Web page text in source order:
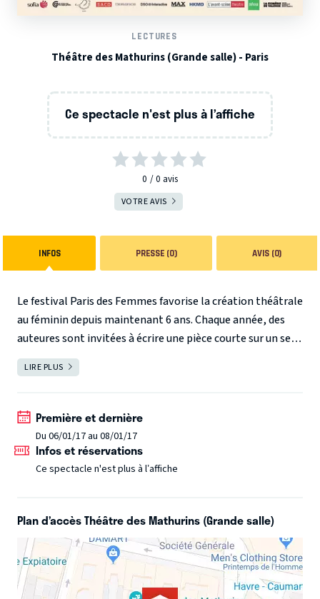
LECTURES
Théâtre des Mathurins (Grande salle) - Paris
Ce spectacle n'est plus à l’affiche
0 0 avis
VOTRE AVIS
INFOS PRESSE (0) AVIS (0)
Le festival Paris des Femmes favorise la création théâtrale
au féminin depuis maintenant 6 ans. Chaque année, des
auteures sont invitées à écrire une pièce courte sur un seul
et même thème. Leurs créations sont présentées sous
forme de lectures mises en scène, dans la grande salle du
Scène. Pour cette 6ème édition le thème est SCANDALE.
Les dix auteures s’emparent de ce sujet omniprésent dans
l’actualité en choisissant d’en explorer les manifestations
les plus intimes et les plus familières, au travers
sensibilité propre, des variations tout en finesse et
subtilité.
LIRE PLUS
Première et dernière
Du 06/01/17 au 08/01/17
Infos et réservations
Ce spectacle n'est plus à l’affiche
Plan d’accès Théâtre des Mathurins (Grande salle)